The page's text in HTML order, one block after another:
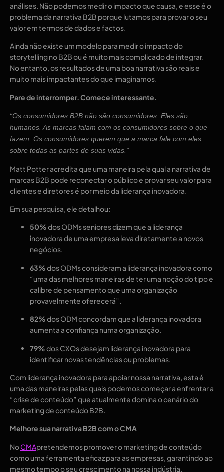
análises. Não podemos medir o impacto que causa, e esse é o
problema da narrativa B2B porque lutamos para provar o seu
valor em termos de dados e factos.
Ainda não existe um modelo para medir o impacto do
storytelling no B2B ou é muito mais complicado de integrar.
No entanto, os resultados de uma boa narrativa são reais e
muito mais impactantes do que imaginamos.
Pare de interromper. Comece interessante.
“Os consumidores B2B não são consumidores. Eles são
humanos. As marcas falam com os consumidores sobre o que
fazem. Os consumidores querem que a marca fale com eles
sobre todas as partes de suas vidas.”
Matt Potter acredita que uma maneira pela qual a narrativa de
marcas B2B pode reconectar o público e provar seu valor para
clientes e diretores é por meio da liderança inovadora.
Em sua pesquisa, ele detalhou:
50% dos ODMs seniores dizem que a liderança
inovadora de uma empresa leva diretamente a novos
negócios.
63% dos ODMs consideram a liderança inovadora como
“uma das melhores maneiras de ter uma noção do tipo e
calibre de pensamento que uma organização
provavelmente oferecerá”.
82% dos ODM concordam que a liderança inovadora
aumenta a confiança numa organização.
79% dos CXOs desejam liderança inovadora para
identificar novas tendências ou problemas.
Com liderança inovadora para apoiar nossa narrativa, esta é
uma das maneiras pelas quais podemos começar a enfrentar a
“crise de conteúdo” que atualmente domina o cenário do
marketing de conteúdo B2B.
Melhore sua narrativa B2B com o CMA
No CMApretendemos promover o marketing de conteúdo
como uma ferramenta eficaz para as empresas, garantindo ao
mesmo tempo o seu crescimento na nossa indústria.